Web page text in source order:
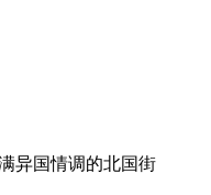
异国情调的北国街